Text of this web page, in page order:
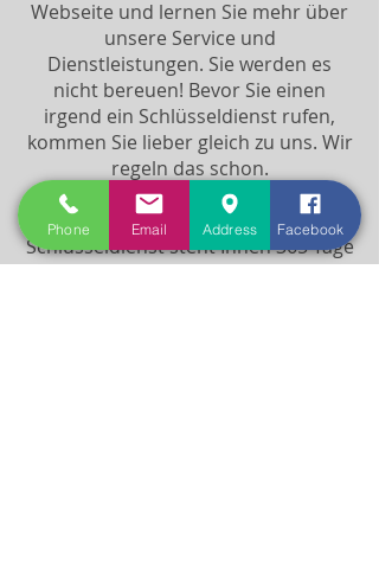
Webseite und lernen Sie mehr über
unsere Service und
Dienstleistungen. Sie werden es
nicht bereuen! Bevor Sie einen
irgend ein Schlüsseldienst rufen,
kommen Sie lieber gleich zu uns. Wir
regeln das schon.
Unser Aufsperrdienst und
Schlüsseldienst steht Ihnen 365 Tage
im Jahr von
Phone Email Address Facebook